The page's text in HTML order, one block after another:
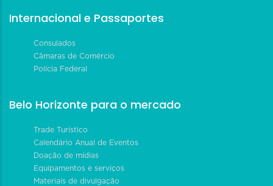
Internacional e Passaportes
Consulados
Câmaras de Comércio
Polícia Federal
Belo Horizonte para o mercado
Trade Turístico
Calendário Anual de Eventos
Doação de mídias
Equipamentos e serviços
Materiais de divulgação